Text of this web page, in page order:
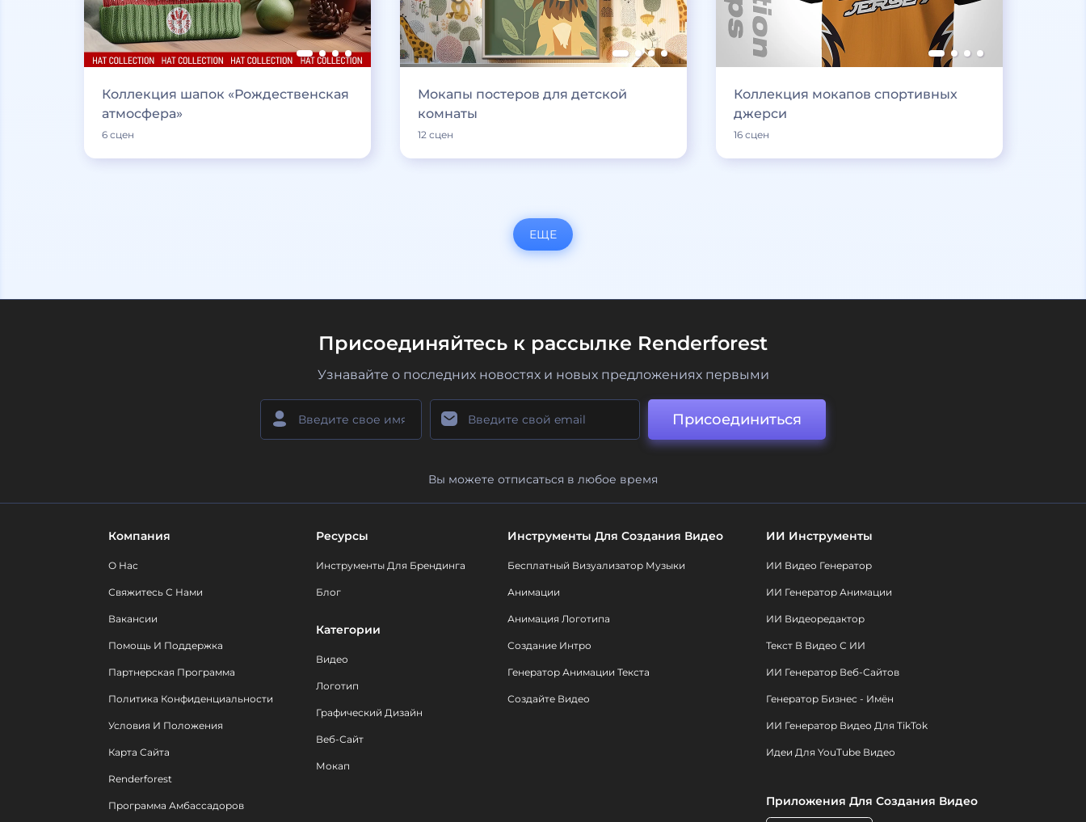
Коллекция шапок «Рождественская
атмосфера»
6 сцен
Мокапы постеров для детской
комнаты
12 сцен
Коллекция мокапов спортивных
джерси
16 сцен
ЕЩЕ
Присоединяйтесь к рассылке Renderforest
Узнавайте о последних новостях и новых предложениях первыми
Присоединиться
Вы можете отписаться в любое время
Компания
О Нас
Свяжитесь С Нами
Вакансии
Помощь И Поддержка
Партнерская Программа
Политика Конфиденциальности
Условия И Положения
Карта Сайта
Renderforest
Программа Амбассадоров
Ресурсы
Инструменты Для Брендинга
Блог
Категории
Видео
Логотип
Графический Дизайн
Веб-Сайт
Мокап
Инструменты Для Создания Видео
Бесплатный Визуализатор Музыки
Анимации
Анимация Логотипа
Создание Интро
Генератор Анимации Текста
Создайте Видео
ИИ Инструменты
ИИ Видео Генератор
ИИ Генератор Анимации
ИИ Видеоредактор
Текст В Видео С ИИ
ИИ Генератор Веб-Сайтов
Генератор Бизнес - Имён
ИИ Генератор Видео Для TikTok
Идеи Для YouTube Видео
Приложения Для Создания Видео